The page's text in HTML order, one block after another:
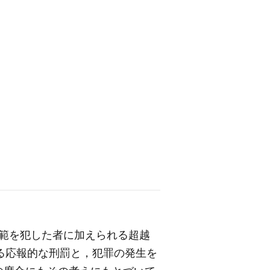
を犯した者に加えられる超越
報的な刑罰と，犯罪の発生を